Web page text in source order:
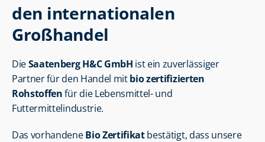
den internationalen
Großhandel
Die Saatenberg H&C GmbH ist ein zuverlässiger
Partner für den Handel mit bio zertifizierten
Rohstoffen für die Lebensmittel- und
Futtermittelindustrie.
Das vorhandene Bio Zertifikat bestätigt, dass unsere